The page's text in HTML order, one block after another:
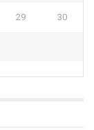
29 30